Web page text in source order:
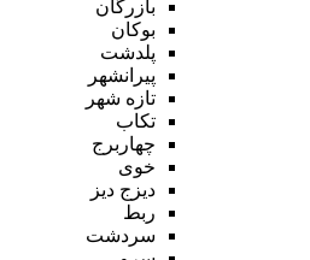
بازرگان
بوکان
پلدشت
پیرانشهر
تازه شهر
تکاب
چهاربرج
خوی
دیزج دیز
ربط
سردشت